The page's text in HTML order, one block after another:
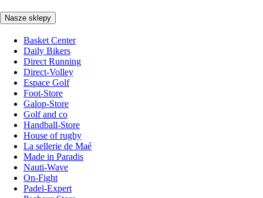
Nasze sklepy
Basket Center
Daily Bikers
Direct Running
Direct-Volley
Espace Golf
Foot-Store
Galop-Store
Golf and co
Handball-Store
House of rugby
La sellerie de Maé
Made in Paradis
Nauti-Wave
On-Fight
Padel-Expert